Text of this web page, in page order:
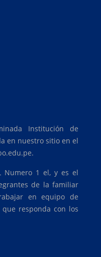
Institución de
en nuestro sitio en el
Numero 1 el, y es el
de la familiar
en equipo de
responda con los